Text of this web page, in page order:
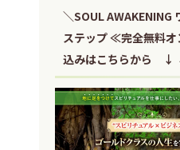
＼SOUL AWAKENING
ステップ ≪完全無料
込みはこちらから